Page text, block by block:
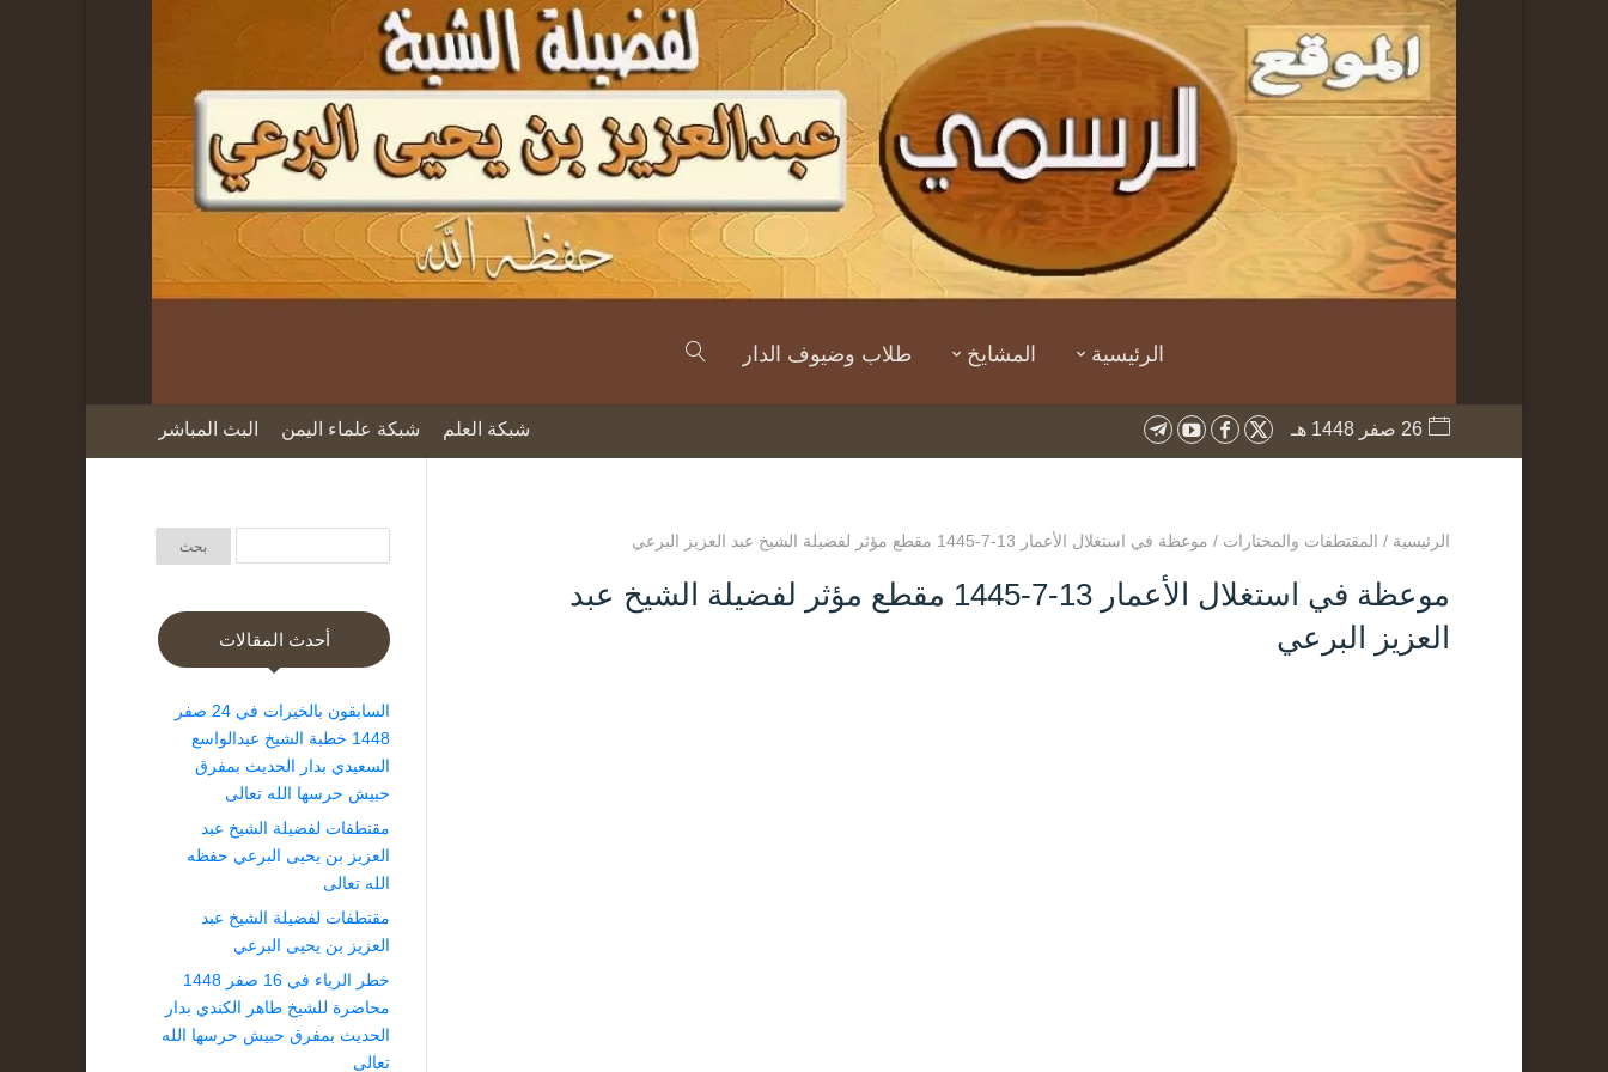
الرئيسية المشايخ طلاب وضيوف الدار
26 صفر 1448 هـ شبكة العلم شبكة علماء اليمن البث المباشر
الرئيسية / المقتطفات والمختارات / موعظة في استغلال الأعمار 13-7-1445 مقطع مؤثر لفضيلة الشيخ عبد العزيز البرعي
موعظة في استغلال الأعمار 13-7-1445 مقطع مؤثر لفضيلة الشيخ عبد
العزيز البرعي
أحدث المقالات
السابقون بالخيرات في 24 صفر
1448 خطبة الشيخ عبدالواسع
السعيدي بدار الحديث بمفرق
حبيش حرسها الله تعالى
مقتطفات لفضيلة الشيخ عبد
العزيز بن يحيى البرعي حفظه
الله تعالى
مقتطفات لفضيلة الشيخ عبد
العزيز بن يحيى البرعي
خطر الرياء في 16 صفر 1448
محاضرة للشيخ طاهر الكندي بدار
الحديث بمفرق حبيش حرسها الله
تعالى